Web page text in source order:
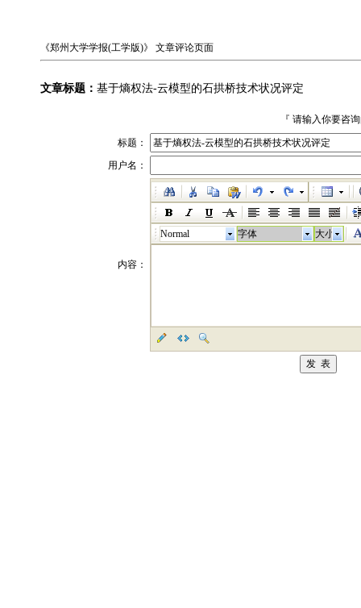
《郑州大学学报(工学版)》 文章评论页面
文章标题： 基于熵权法-云模型的石拱桥技术状况评定
『 请输入你要咨
标题：
用户名：
内容：
Normal 字体 大小